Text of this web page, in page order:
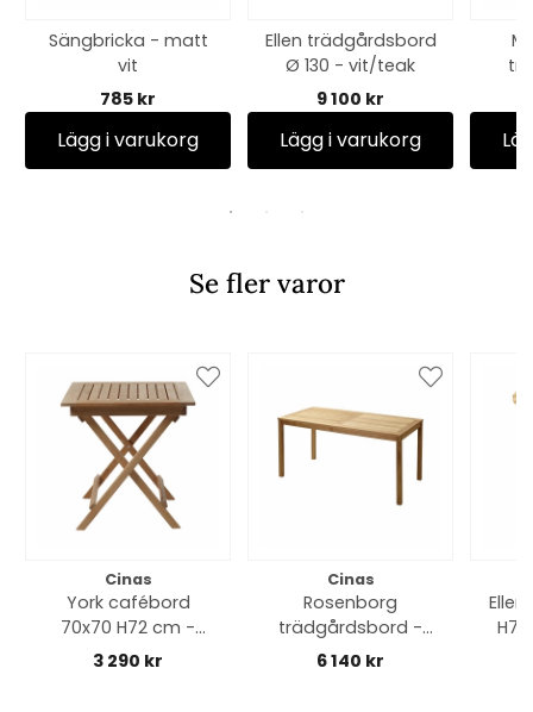
Sängbricka - matt
vit
785 kr
Lägg i varukorg
Ellen trädgårdsbord
Ø 130 - vit/teak
9 100 kr
Lägg i varukorg
Se fler varor
Cinas
York cafébord
70x70 H72 cm -
teak
3 290 kr
Cinas
Rosenborg
trädgårdsbord -
teak
6 140 kr